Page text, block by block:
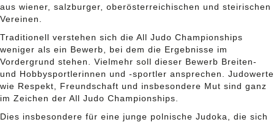
aus wiener, salzburger, oberösterreichischen und steirischen
Vereinen.
Traditionell verstehen sich die All Judo Championships
weniger als ein Bewerb, bei dem die Ergebnisse im
Vordergrund stehen. Vielmehr soll dieser Bewerb Breiten-
und Hobbysportlerinnen und -sportler ansprechen. Judowerte
wie Respekt, Freundschaft und insbesondere Mut sind ganz
im Zeichen der All Judo Championships.
Dies insbesondere für eine junge polnische Judoka, die sich